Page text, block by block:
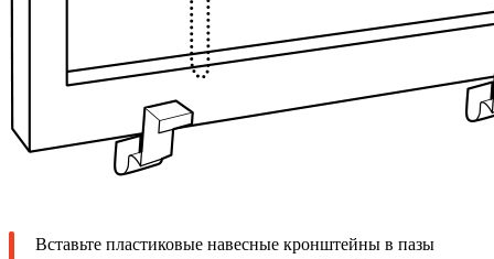
Вставьте пластиковые навесные кронштейны в пазы